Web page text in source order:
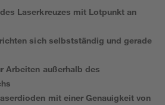
Laserkreuzes mit Lotpunkt an
sich selbstständig und gerade
Arbeiten außerhalb des
mit einer Genauigkeit von